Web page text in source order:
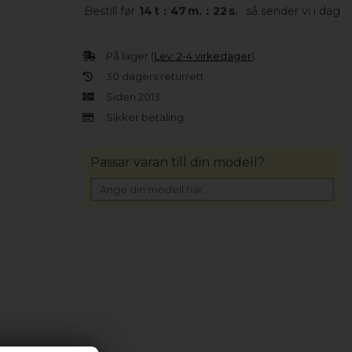
Bestill før 14 t : 47 m. : 22 s. så sender vi i dag
På lager (Lev. 2-4 virkedager).
30 dagers returrett
Siden 2013
Sikker betaling
Passar varan till din modell?